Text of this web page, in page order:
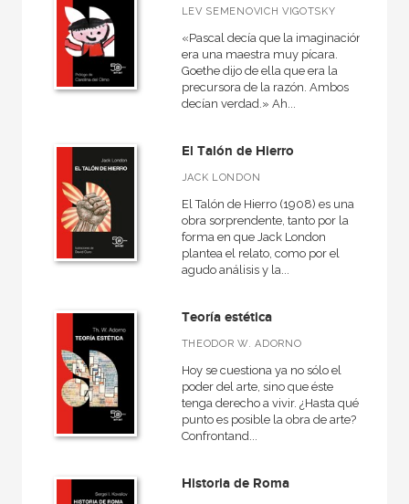
LEV SEMENOVICH VIGOTSKY
«Pascal decía que la imaginación
era una maestra muy pícara.
Goethe dijo de ella que era la
precursora de la razón. Ambos
decían verdad.» Ah...
El Talón de Hierro
JACK LONDON
El Talón de Hierro (1908) es una
obra sorprendente, tanto por la
forma en que Jack London
plantea el relato, como por el
agudo análisis y la...
Teoría estética
THEODOR W. ADORNO
Hoy se cuestiona ya no sólo el
poder del arte, sino que éste
tenga derecho a vivir. ¿Hasta qué
punto es posible la obra de arte?
Confrontand...
Historia de Roma